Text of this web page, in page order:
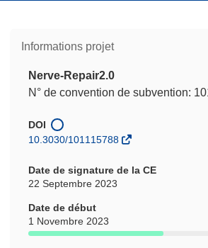
Informations projet
Nerve-Repair2.0
N° de convention de subvention:
DOI
10.3030/101115788
Date de signature de la CE
22 Septembre 2023
Date de début
1 Novembre 2023